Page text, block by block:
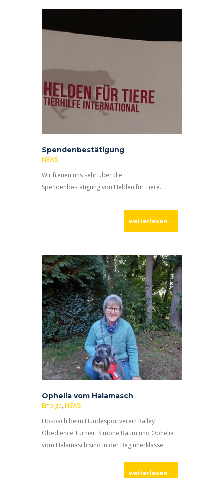
Spendenbestätigung
NEWS
Wir freuen uns sehr über die
Spendenbestätigung von Helden für Tiere.
weiterlesen...
Ophelia vom Halamasch
Erfolge, NEWS
Hösbach beim Hundesportverein Ralley
Obedience Turnier. Simone Baum und Ophelia
vom Halamasch sind in der Beginnerklasse
„vorzüglich“ bekommen. Damit haben wir
weiterlesen...